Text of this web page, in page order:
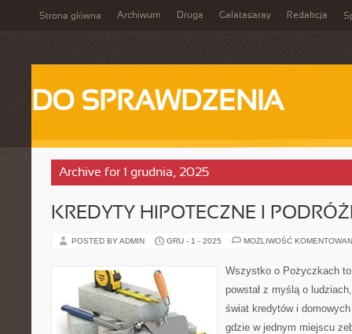
Strona główna Archiwum Druga Galatasaray Redakcja
DO SPRAWDZENIA
Archive for 1 grudnia, 2025
KREDYTY HIPOTECZNE I
POSTED BY ADMIN GRU - 1 - 2025 MOŻLIWOŚĆ
Wszystko o Pożyczkach
powstał z myślą o
świat kredytów i
gdzie w jednym miejscu